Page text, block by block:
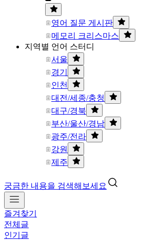
영어 질문 게시판
메모리 크리스마스
지역별 언어 스터디
서울
경기
인천
대전/세종/충청
대구/경북
부산/울산/경남
광주/전라
강원
제주
궁금한 내용을 검색해보세요
즐겨찾기
전체글
인기글